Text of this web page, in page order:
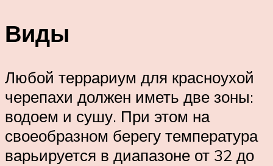
Виды
Любой террариум для красноухой
черепахи должен иметь две зоны:
водоем и сушу. При этом на
своеобразном берегу температура
варьируется в диапазоне от 32 до